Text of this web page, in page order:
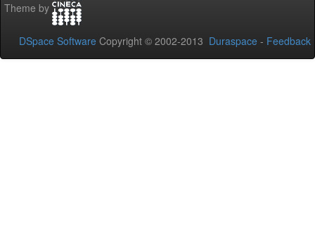
Theme by
DSpace Software Copyright © 2002-2013 Duraspace - Feedback